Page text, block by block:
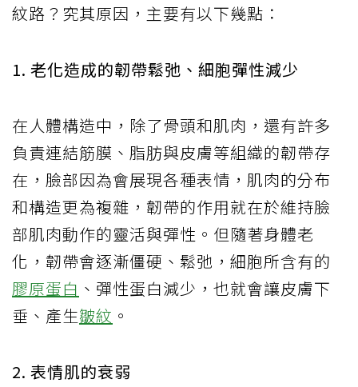
紋路？究其原因，主要有以下幾點：
1. 老化造成的韌帶鬆弛、細胞彈性減少
在人體構造中，除了骨頭和肌肉，還有許多
負責連結筋膜、脂肪與皮膚等組織的韌帶存
在，臉部因為會展現各種表情，肌肉的分布
和構造更為複雜，韌帶的作用就在於維持臉
部肌肉動作的靈活與彈性。但隨著身體老
化，韌帶會逐漸僵硬、鬆弛，細胞所含有的
膠原蛋白 、彈性蛋白減少，也就會讓皮膚下
垂、產生皺紋 。
2. 表情肌的衰弱